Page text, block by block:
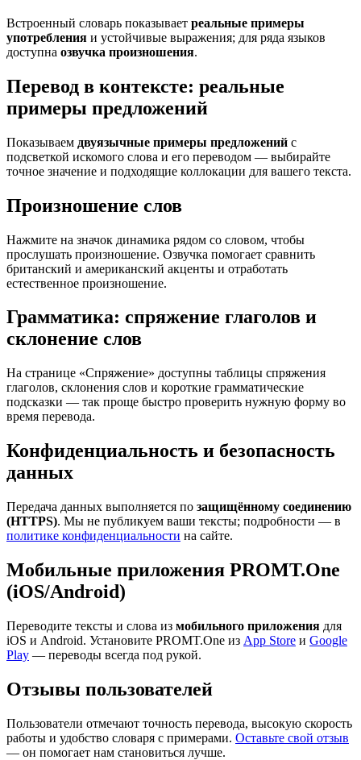
Встроенный словарь показывает реальные примеры
употребления и устойчивые выражения; для ряда языков
доступна озвучка произношения.
Перевод в контексте: реальные
примеры предложений
Показываем двуязычные примеры предложений с
подсветкой искомого слова и его переводом — выбирайте
точное значение и подходящие коллокации для вашего текста.
Произношение слов
Нажмите на значок динамика рядом со словом, чтобы
прослушать произношение. Озвучка помогает сравнить
британский и американский акценты и отработать
естественное произношение.
Грамматика: спряжение глаголов и
склонение слов
На странице «Спряжение» доступны таблицы спряжения
глаголов, склонения слов и короткие грамматические
подсказки — так проще быстро проверить нужную форму во
время перевода.
Конфиденциальность и безопасность
данных
Передача данных выполняется по защищённому соединению
(HTTPS). Мы не публикуем ваши тексты; подробности — в
политике конфиденциальности на сайте.
Мобильные приложения PROMT.One
(iOS/Android)
Переводите тексты и слова из мобильного приложения для
iOS и Android. Установите PROMT.One из App Store и Google
Play — переводы всегда под рукой.
Отзывы пользователей
Пользователи отмечают точность перевода, высокую скорость
работы и удобство словаря с примерами. Оставьте свой отзыв
— он помогает нам становиться лучше.